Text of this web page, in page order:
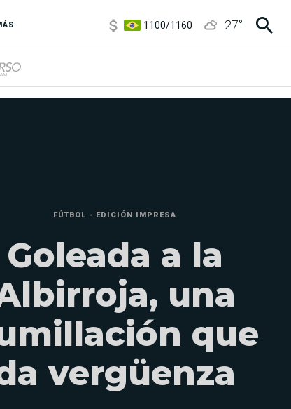
3,8/4
6850/7200
27°
FÚTBOL - EDICIÓN IMPRESA
Goleada a la
una
que
vergüenza